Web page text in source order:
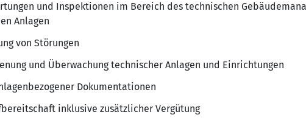
und Inspektionen im Bereich des technischen
Anlagen
von Störungen
und Überwachung technischer Anlagen und Einrichtungen
Dokumentationen
inklusive zusätzlicher Vergütung